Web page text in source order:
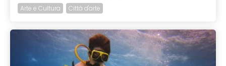
Arte e Cultura Città d'arte